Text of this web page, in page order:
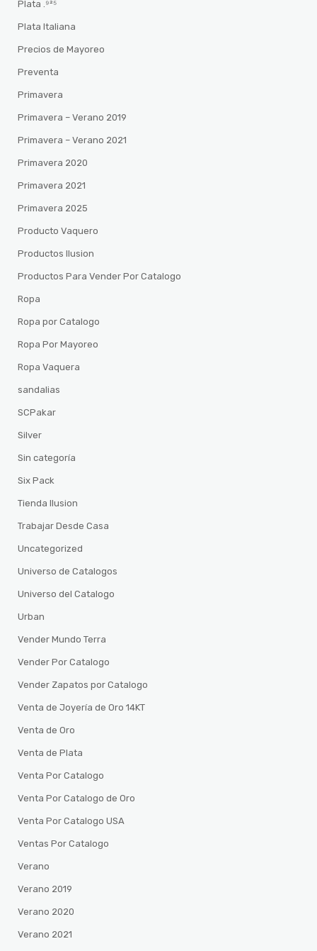
Plata .⁹²⁵
Plata Italiana
Precios de Mayoreo
Preventa
Primavera
Primavera – Verano 2019
Primavera – Verano 2021
Primavera 2020
Primavera 2021
Primavera 2025
Producto Vaquero
Productos Ilusion
Productos Para Vender Por Catalogo
Ropa
Ropa por Catalogo
Ropa Por Mayoreo
Ropa Vaquera
sandalias
SCPakar
Silver
Sin categoría
Six Pack
Tienda Ilusion
Trabajar Desde Casa
Uncategorized
Universo de Catalogos
Universo del Catalogo
Urban
Vender Mundo Terra
Vender Por Catalogo
Vender Zapatos por Catalogo
Venta de Joyería de Oro 14KT
Venta de Oro
Venta de Plata
Venta Por Catalogo
Venta Por Catalogo de Oro
Venta Por Catalogo USA
Ventas Por Catalogo
Verano
Verano 2019
Verano 2020
Verano 2021